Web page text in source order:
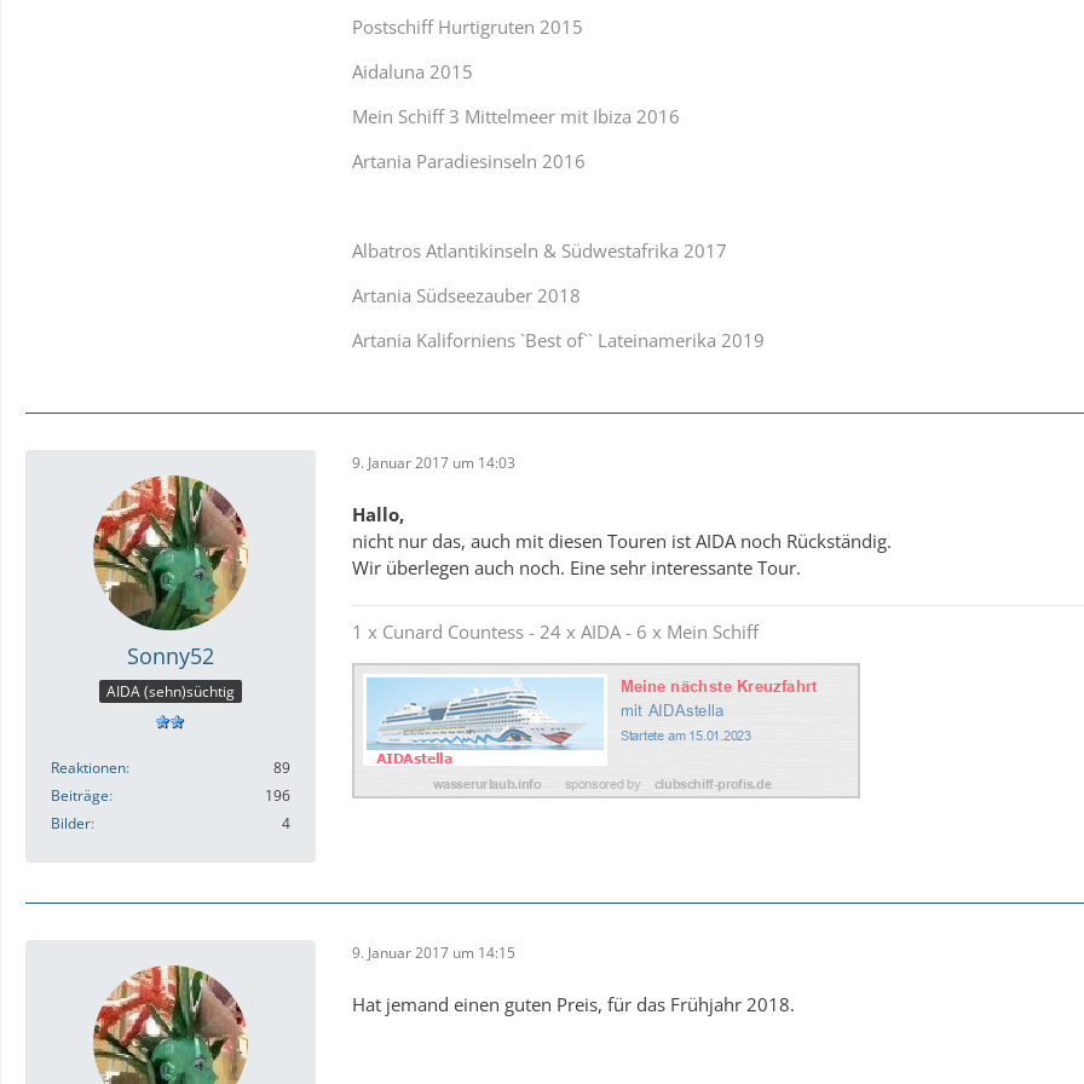
Postschiff Hurtigruten 2015
Aidaluna 2015
Mein Schiff 3 Mittelmeer mit Ibiza 2016
Artania Paradiesinseln 2016
Albatros Atlantikinseln & Südwestafrika 2017
Artania Südseezauber 2018
Artania Kaliforniens `Best of`` Lateinamerika 2019
Sonny52
AIDA (sehn)süchtig
Reaktionen
89
Beiträge
196
Bilder
4
9. Januar 2017 um 14:03
Hallo,
nicht nur das, auch mit diesen Touren ist AIDA noch Rückständig.
Wir überlegen auch noch. Eine sehr interessante Tour.
1 x Cunard Countess - 24 x AIDA - 6 x Mein Schiff
9. Januar 2017 um 14:15
Hat jemand einen guten Preis, für das Frühjahr 2018.